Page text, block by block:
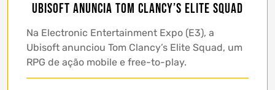
Ubisoft anuncia Tom Clancy’s Elite Squad
Na Electronic Entertainment Expo (E3), a
Ubisoft anunciou Tom Clancy’s Elite Squad, um
RPG de ação mobile e free-to-play.